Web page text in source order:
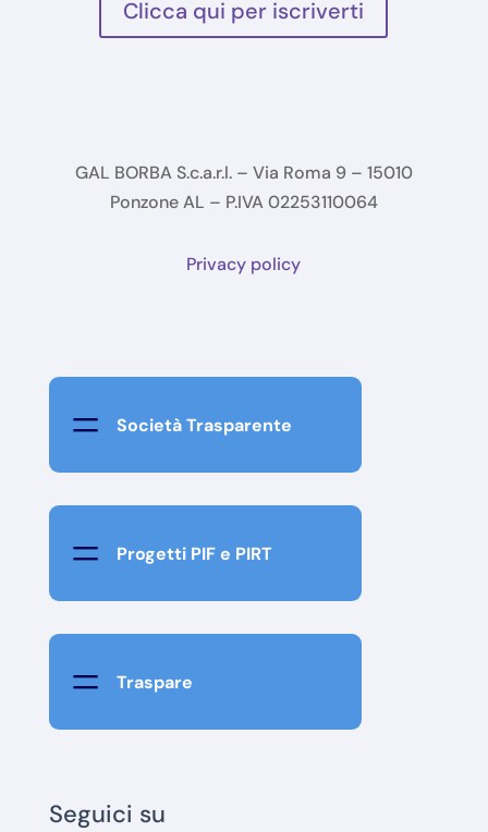
Clicca qui per iscriverti
GAL BORBA S.c.a.r.l. – Via Roma 9 – 15010
Ponzone AL – P.IVA 02253110064
Privacy policy
= Società Trasparente
= Progetti PIF e PIRT
= Traspare
Seguici su